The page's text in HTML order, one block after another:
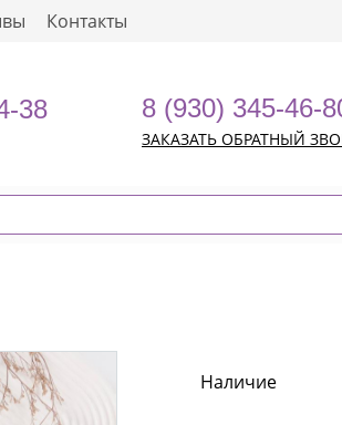
Контакты
38 8 (930) 345-46-
ЗАКАЗАТЬ ОБРАТНЫЙ
Наличие